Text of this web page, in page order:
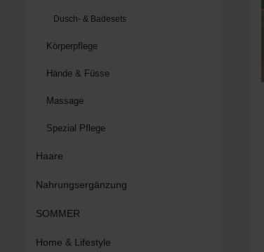
Dusch- & Badesets
Körperpflege
Hände & Füsse
Massage
Spezial Pflege
Haare
Nahrungsergänzung
SOMMER
Home & Lifestyle